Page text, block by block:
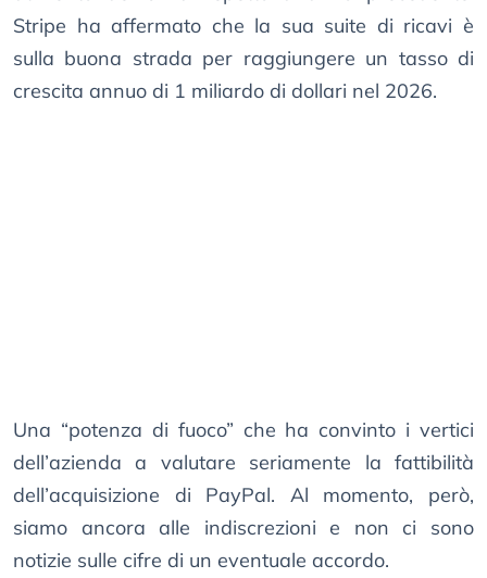
Stripe ha affermato che la sua suite di ricavi è
sulla buona strada per raggiungere un tasso di
crescita annuo di 1 miliardo di dollari nel 2026.
Una “potenza di fuoco” che ha convinto i vertici
dell’azienda a valutare seriamente la fattibilità
dell’acquisizione di PayPal. Al momento, però,
siamo ancora alle indiscrezioni e non ci sono
notizie sulle cifre di un eventuale accordo.